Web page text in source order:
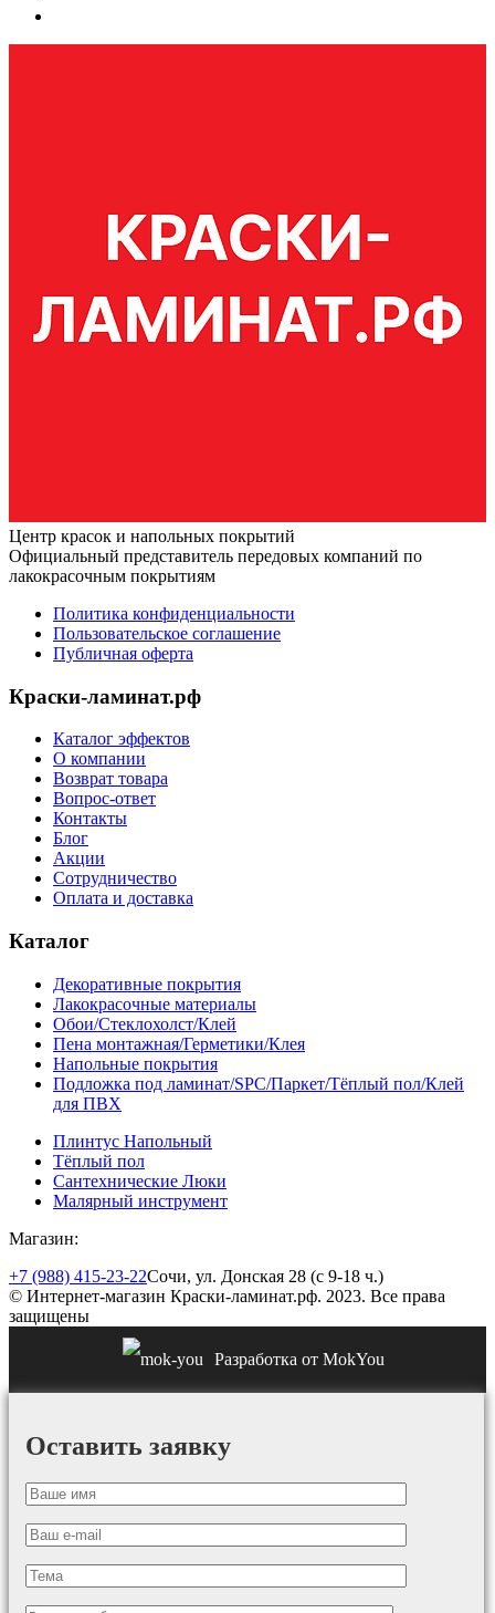
Центр красок и напольных покрытий
Официальный представитель передовых компаний по
лакокрасочным покрытиям
Политика конфиденциальности
Пользовательское соглашение
Публичная оферта
Краски-ламинат.рф
Каталог эффектов
О компании
Возврат товара
Вопрос-ответ
Контакты
Блог
Акции
Сотрудничество
Оплата и доставка
Каталог
Декоративные покрытия
Лакокрасочные материалы
Обои/Стеклохолст/Клей
Пена монтажная/Герметики/Клея
Напольные покрытия
Подложка под ламинат/SPC/Паркет/Тёплый пол/Клей
для ПВХ
Плинтус Напольный
Тёплый пол
Сантехнические Люки
Малярный инструмент
Магазин:
+7 (988) 415-23-22Сочи, ул. Донская 28 (с 9-18 ч.)
© Интернет-магазин Краски-ламинат.рф. 2023. Все права
защищены
Разработка от MokYou
Оставить заявку